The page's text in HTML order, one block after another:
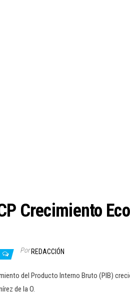
Crecimiento
Por REDACCIÓN
del Producto Interno Bruto (PIB)
de la O.